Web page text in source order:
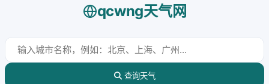
qcwng天气网
查询天气